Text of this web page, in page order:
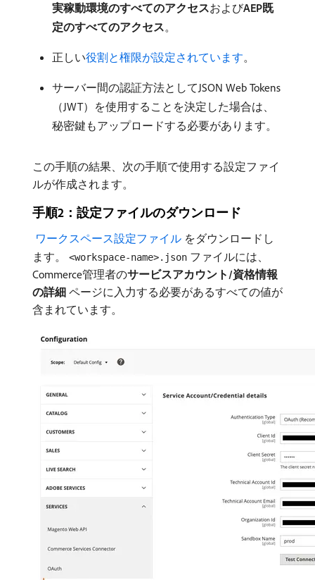
実稼動環境のすべてのアクセス​および​AEP既
定のすべてのアクセス。
正しい役割と権限が設定されています。
サーバー間の認証方法としてJSON Web Tokens
（JWT）を使用することを決定した場合は、
秘密鍵もアップロードする必要があります。
この手順の結果、次の手順で使用する設定ファイ
ルが作成されます。
手順2：設定ファイルのダウンロード
​ ワークスペース設定ファイル ​ をダウンロードし
ます。
<workspace-name>.json ファイルには、
Commerce管理者の​サービスアカウント/資格情報
の詳細 ページに入力する必要があるすべての値が
含まれています。